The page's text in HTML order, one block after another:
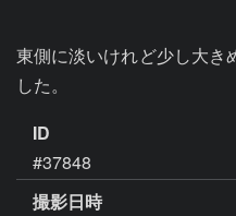
東側に淡いけれど少し大き
した。
ID
#37848
撮影日時